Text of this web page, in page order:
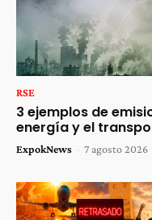
RSE
3 ejemplos de
energía y el
ExpokNews - 7 agosto 2026